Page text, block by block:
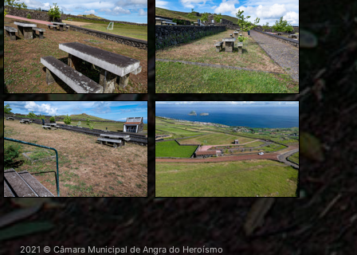
2021 © Câmara Municipal de Angra do Heroísmo